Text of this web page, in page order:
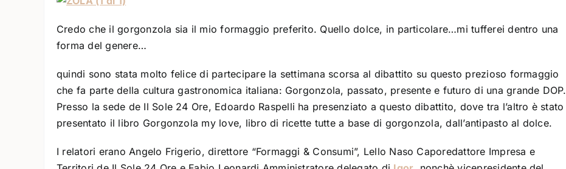
Credo che il gorgonzola sia il mio formaggio preferito. Quello dolce, in particolare…mi tufferei dentro una
forma del genere…
quindi sono stata molto felice di partecipare la settimana scorsa al dibattito su questo prezioso formaggio
che fa parte della cultura gastronomica italiana: Gorgonzola, passato, presente e futuro di una grande DOP.
Presso la sede de Il Sole 24 Ore, Edoardo Raspelli ha presenziato a questo dibattito, dove tra l’altro è stato
presentato il libro Gorgonzola my love, libro di ricette tutte a base di gorgonzola, dall’antipasto al dolce.
I relatori erano Angelo Frigerio, direttore “Formaggi & Consumi”, Lello Naso Caporedattore Impresa e